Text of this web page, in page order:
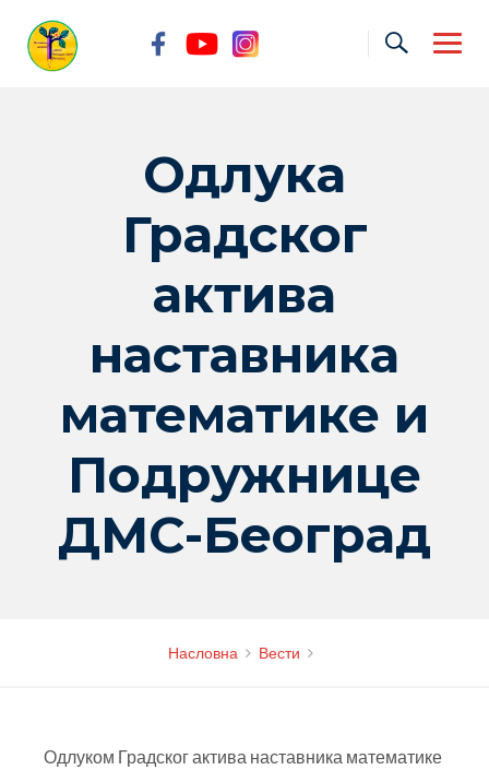
content
Одлука
Градског
актива
наставника
математике и
Подружнице
ДМС-Београд
Насловна Вести
Одлуком Градског актива наставника математике